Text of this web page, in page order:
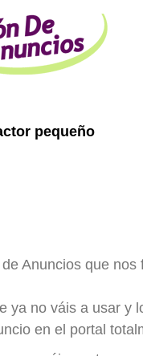
pequeño
Anuncios que nos
ya no váis a usar y
en el portal